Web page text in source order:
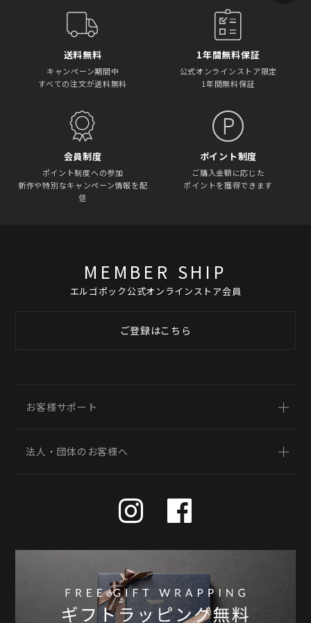
送料無料
キャンペーン期間中
すべての注文が送料無料
1年間無料保証
公式オンラインストア限定
1年間無料保証
会員制度
ポイント制度への参加
新作や特別なキャンペーン情報を配
信
ポイント制度
ご購入金額に応じた
ポイントを獲得できます
MEMBER SHIP
エルゴポック公式オンラインストア会員
ご登録はこちら
お客様サポート
法人・団体のお客様へ